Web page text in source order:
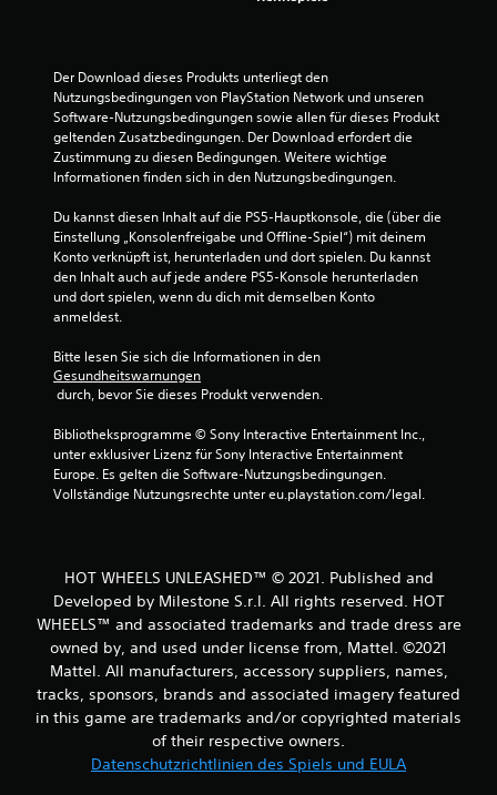
e
r
e
n
7
B
w
e
r
t
u
Der Download dieses Produkts unterliegt den
Nutzungsbedingungen von PlayStation Network und unseren
Software-Nutzungsbedingungen sowie allen für dieses Produkt
geltenden Zusatzbedingungen. Der Download erfordert die
Zustimmung zu diesen Bedingungen. Weitere wichtige
Informationen finden sich in den Nutzungsbedingungen.
Du kannst diesen Inhalt auf die PS5-Hauptkonsole, die (über die
Einstellung „Konsolenfreigabe und Offline-Spiel“) mit deinem
Konto verknüpft ist, herunterladen und dort spielen. Du kannst
den Inhalt auch auf jede andere PS5-Konsole herunterladen
und dort spielen, wenn du dich mit demselben Konto
anmeldest.
Bitte lesen Sie sich die Informationen in den
Gesundheitswarnungen
durch, bevor Sie dieses Produkt verwenden.
Bibliotheksprogramme © Sony Interactive Entertainment Inc.,
unter exklusiver Lizenz für Sony Interactive Entertainment
Europe. Es gelten die Software-Nutzungsbedingungen.
Vollständige Nutzungsrechte unter eu.playstation.com/legal.
HOT WHEELS UNLEASHED™ © 2021. Published and
Developed by Milestone S.r.l. All rights reserved. HOT
WHEELS™ and associated trademarks and trade dress are
owned by, and used under license from, Mattel. ©2021
Mattel. All manufacturers, accessory suppliers, names,
tracks, sponsors, brands and associated imagery featured
in this game are trademarks and/or copyrighted materials
of their respective owners.
Datenschutzrichtlinien des Spiels und EULA